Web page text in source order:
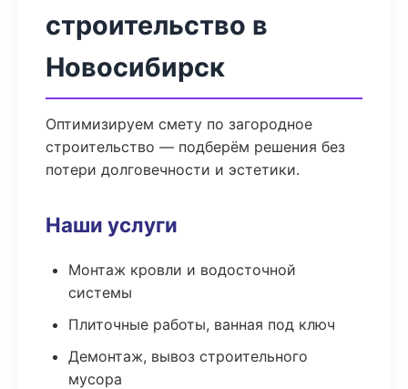
строительство в
Новосибирск
Оптимизируем смету по загородное
строительство — подберём решения без
потери долговечности и эстетики.
Наши услуги
Монтаж кровли и водосточной
системы
Плиточные работы, ванная под ключ
Демонтаж, вывоз строительного
мусора